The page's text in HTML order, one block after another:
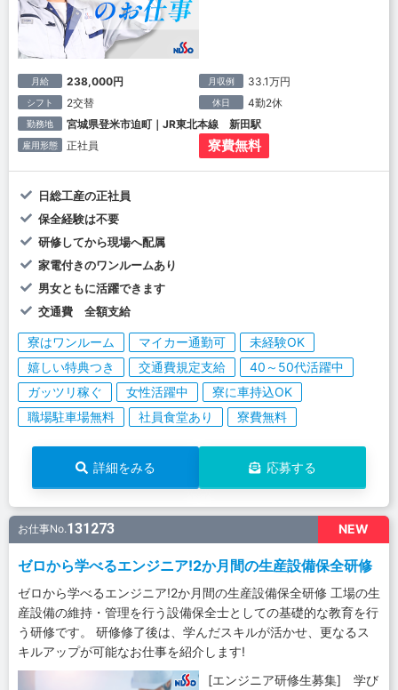
月給 238,000円 月収例 33.1万円
シフト 2交替 休日 4勤2休
勤務地 宮城県登米市迫町｜JR東北本線 新田駅
雇用形態 正社員 寮費無料
日総工産の正社員
保全経験は不要
研修してから現場へ配属
家電付きのワンルームあり
男女ともに活躍できます
交通費 全額支給
寮はワンルーム マイカー通勤可
未経験OK
嬉しい特典つき
交通費規定支給
40～50代活躍中
ガッツリ稼ぐ
女性活躍中
寮に車持込OK
職場駐車場無料
社員食堂あり 寮費無料
詳細をみる 応募する
NEW
お仕事No.131273
ゼロから学べるエンジニア!2か月間の生産設備保全研修
ゼロから学べるエンジニア!2か月間の生産設備保全研修 工場の生
産設備の維持・管理を行う設備保全士としての基礎的な教育を行
う研修です。 研修修了後は、学んだスキルが活かせ、更なるス
キルアップが可能なお仕事を紹介します!
[エンジニア研修生募集] 学び